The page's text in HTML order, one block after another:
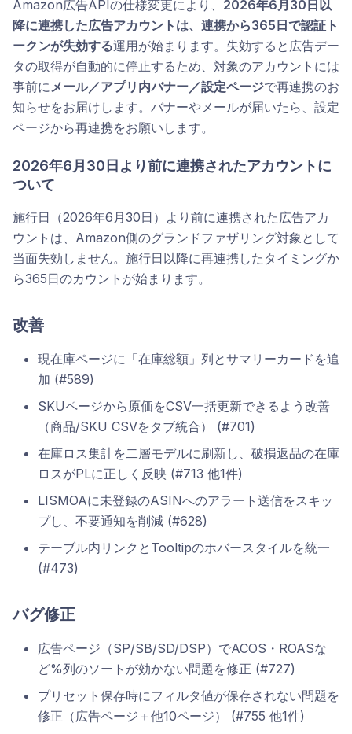
Amazon広告APIの仕様変更により、 2026年6月30日以
降に連携した広告アカウントは、連携から365日で認証ト
ークンが失効する運用が始まります。失効すると広告デー
タの取得が自動的に停止するため、対象のアカウントには
事前にメール／アプリ内バナー／設定ページで再連携のお
知らせをお届けします。バナーやメールが届いたら、設定
ページから再連携をお願いします。
2026年6月30日より前に連携されたアカウントに
ついて
施行日（2026年6月30日）より前に連携された広告アカ
ウントは、Amazon側のグランドファザリング対象として
当面失効しません。施行日以降に再連携したタイミングか
ら365日のカウントが始まります。
改善
現在庫ページに「在庫総額」列とサマリーカードを追
加 (#589)
SKUページから原価をCSV一括更新できるよう改善
（商品/SKU CSVをタブ統合） (#701)
在庫ロス集計を二層モデルに刷新し、破損返品の在庫
ロスがPLに正しく反映 (#713 他1件)
LISMOAに未登録のASINへのアラート送信をスキッ
プし、不要通知を削減 (#628)
テーブル内リンクとTooltipのホバースタイルを統一
(#473)
バグ修正
広告ページ（SP/SB/SD/DSP）でACOS・ROASな
ど%列のソートが効かない問題を修正 (#727)
プリセット保存時にフィルタ値が保存されない問題を
修正（広告ページ＋他10ページ） (#755 他1件)